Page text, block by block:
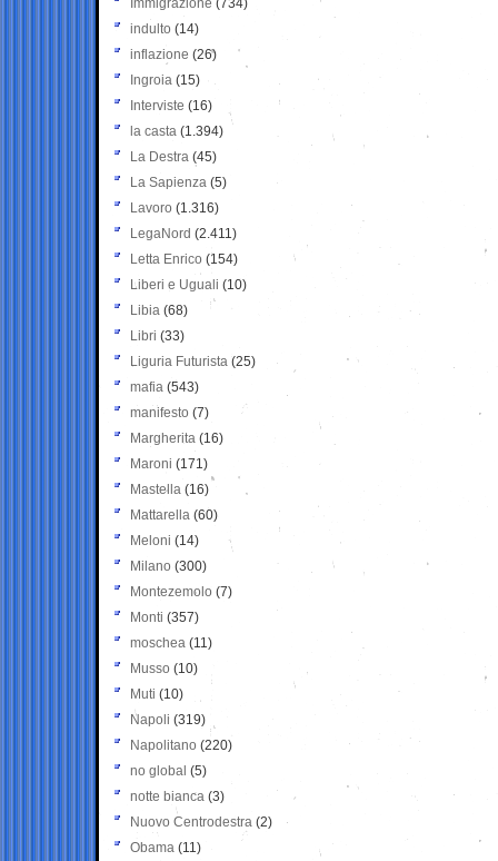
Immigrazione (734)
indulto (14)
inflazione (26)
Ingroia (15)
Interviste (16)
la casta (1.394)
La Destra (45)
La Sapienza (5)
Lavoro (1.316)
LegaNord (2.411)
Letta Enrico (154)
Liberi e Uguali (10)
Libia (68)
Libri (33)
Liguria Futurista (25)
mafia (543)
manifesto (7)
Margherita (16)
Maroni (171)
Mastella (16)
Mattarella (60)
Meloni (14)
Milano (300)
Montezemolo (7)
Monti (357)
moschea (11)
Musso (10)
Muti (10)
Napoli (319)
Napolitano (220)
no global (5)
notte bianca (3)
Nuovo Centrodestra (2)
Obama (11)